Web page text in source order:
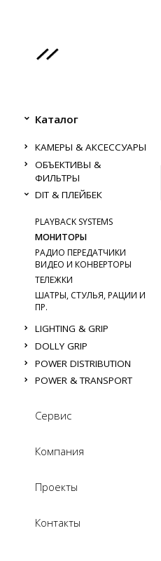
Каталог
КАМЕРЫ & АКСЕССУАРЫ
ОБЪЕКТИВЫ &
ФИЛЬТРЫ
DIT & ПЛЕЙБЕК
PLAYBACK SYSTEMS
МОНИТОРЫ
РАДИО ПЕРЕДАТЧИКИ
ВИДЕО И КОНВЕРТОРЫ
ТЕЛЕЖКИ
ШАТРЫ, СТУЛЬЯ, РАЦИИ И
ПР.
LIGHTING & GRIP
DOLLY GRIP
POWER DISTRIBUTION
POWER & TRANSPORT
Сервис
Компания
Проекты
Контакты